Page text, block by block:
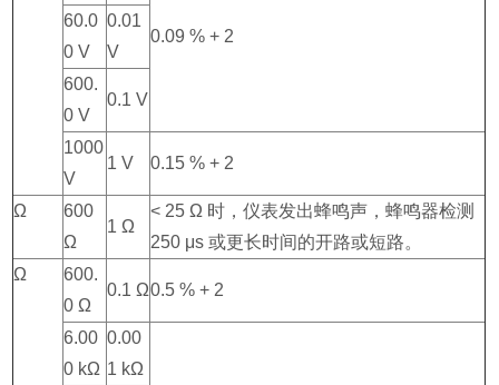
0.09 % + 2
60.0
0 V
0.01
V
600.
0 V
0.1 V
1000
V
1 V 0.15 % + 2
Ω
600
Ω
1 Ω
< 25 Ω 时，仪表发出蜂鸣声，蜂鸣器检测
250 μs 或更长时间的开路或短路。
Ω
600.
0 Ω
0.1 Ω0.5 % + 2
6.00
0 kΩ
0.00
1 kΩ